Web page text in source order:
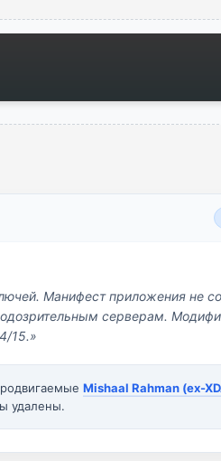
Манифест приложения не
серверам.
15.»
Mishaal Rahman (ex-
удалены.